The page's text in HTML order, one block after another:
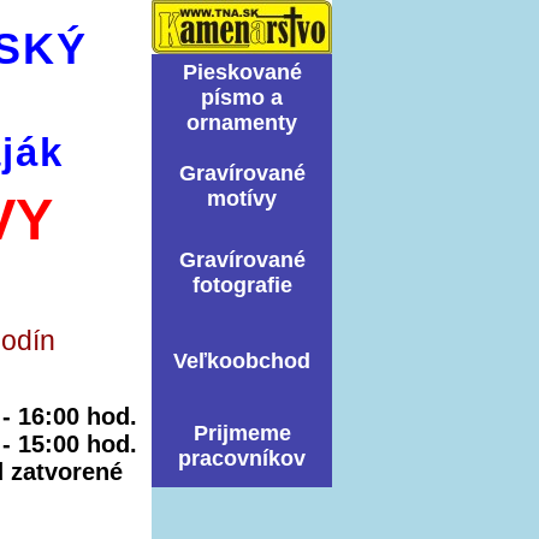
16:00 hod.
15:00 hod.
zatvorené
Pieskované
písmo a
ornamenty
Graví­rované
motí­vy
Graví­rované
fotografie
Veľkoobchod
Prijmeme
pracovníkov